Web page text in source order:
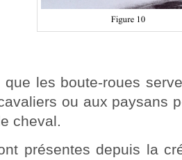
les boute-roues
ou aux paysans
cheval.
présentes depuis la